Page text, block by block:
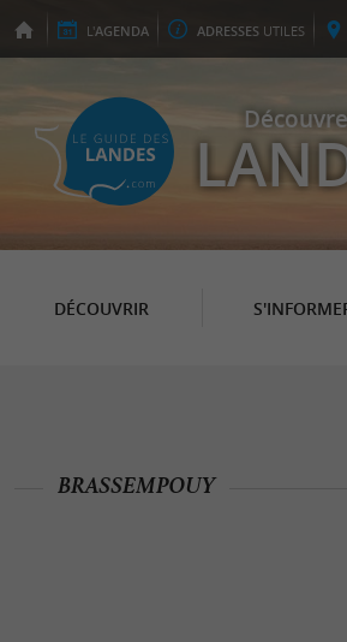
L'AGENDA ADRESSES UTILES
DÉCOUVRIR
BRASSEMPOUY